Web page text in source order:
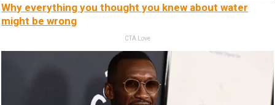
Why everything you thought you knew about water
might be wrong
CTA Love